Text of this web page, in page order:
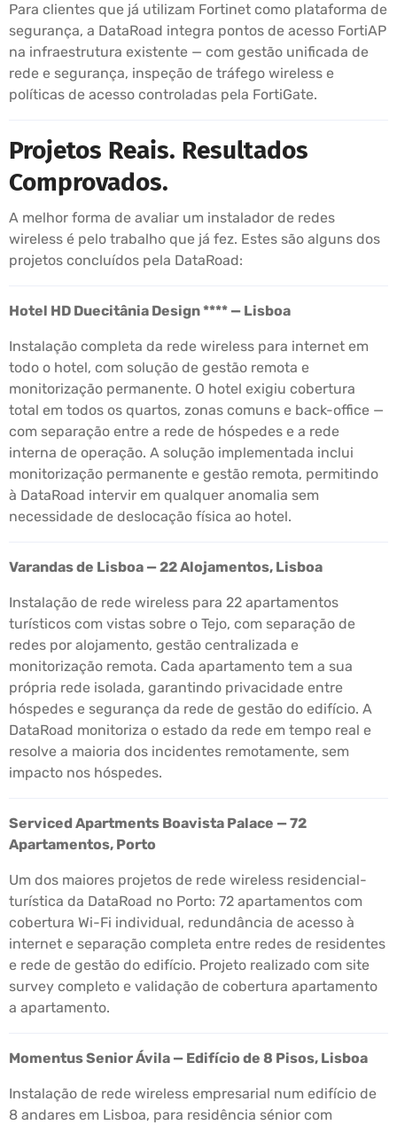
Para clientes que já utilizam Fortinet como plataforma de
segurança, a DataRoad integra pontos de acesso FortiAP
na infraestrutura existente — com gestão unificada de
rede e segurança, inspeção de tráfego wireless e
políticas de acesso controladas pela FortiGate.
Projetos Reais. Resultados
Comprovados.
A melhor forma de avaliar um instalador de redes
wireless é pelo trabalho que já fez. Estes são alguns dos
projetos concluídos pela DataRoad:
Hotel HD Duecitânia Design **** — Lisboa
Instalação completa da rede wireless para internet em
todo o hotel, com solução de gestão remota e
monitorização permanente. O hotel exigiu cobertura
total em todos os quartos, zonas comuns e back-office —
com separação entre a rede de hóspedes e a rede
interna de operação. A solução implementada inclui
monitorização permanente e gestão remota, permitindo
à DataRoad intervir em qualquer anomalia sem
necessidade de deslocação física ao hotel.
Varandas de Lisboa — 22 Alojamentos, Lisboa
Instalação de rede wireless para 22 apartamentos
turísticos com vistas sobre o Tejo, com separação de
redes por alojamento, gestão centralizada e
monitorização remota. Cada apartamento tem a sua
própria rede isolada, garantindo privacidade entre
hóspedes e segurança da rede de gestão do edifício. A
DataRoad monitoriza o estado da rede em tempo real e
resolve a maioria dos incidentes remotamente, sem
impacto nos hóspedes.
Serviced Apartments Boavista Palace — 72
Apartamentos, Porto
Um dos maiores projetos de rede wireless residencial-
turística da DataRoad no Porto: 72 apartamentos com
cobertura Wi-Fi individual, redundância de acesso à
internet e separação completa entre redes de residentes
e rede de gestão do edifício. Projeto realizado com site
survey completo e validação de cobertura apartamento
a apartamento.
Momentus Senior Ávila — Edifício de 8 Pisos, Lisboa
Instalação de rede wireless empresarial num edifício de
8 andares em Lisboa, para residência sénior com